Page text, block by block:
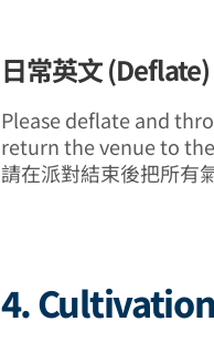
日常英文
Please deflate and
return the venue to
請在派對結束後把所有
4.